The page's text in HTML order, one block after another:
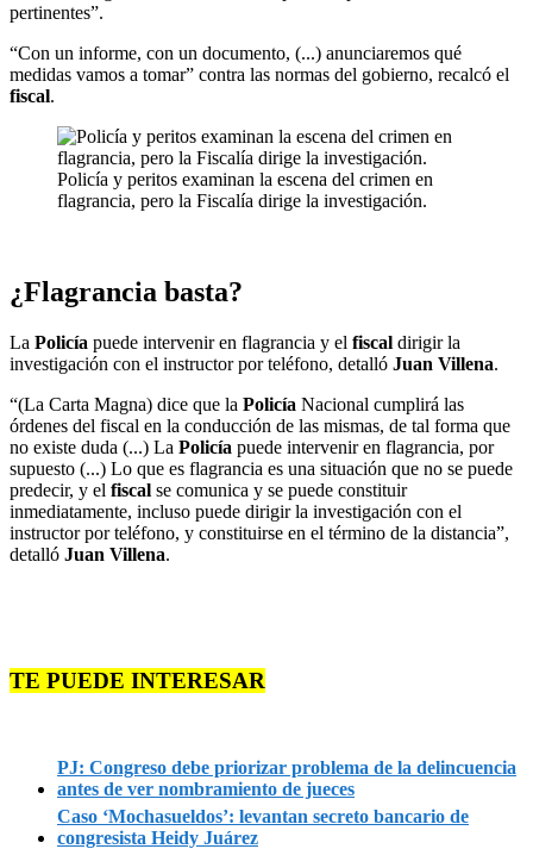
pertinentes”.
“Con un informe, con un documento, (...) anunciaremos qué
medidas vamos a tomar” contra las normas del gobierno, recalcó el
fiscal.
Policía y peritos examinan la escena del crimen en
flagrancia, pero la Fiscalía dirige la investigación.
¿Flagrancia basta?
La Policía puede intervenir en flagrancia y el fiscal dirigir la
investigación con el instructor por teléfono, detalló Juan Villena.
“(La Carta Magna) dice que la Policía Nacional cumplirá las
órdenes del fiscal en la conducción de las mismas, de tal forma que
no existe duda (...) La Policía puede intervenir en flagrancia, por
supuesto (...) Lo que es flagrancia es una situación que no se puede
predecir, y el fiscal se comunica y se puede constituir
inmediatamente, incluso puede dirigir la investigación con el
instructor por teléfono, y constituirse en el término de la distancia”,
detalló Juan Villena.
TE PUEDE INTERESAR
PJ: Congreso debe priorizar problema de la delincuencia
antes de ver nombramiento de jueces
Caso ‘Mochasueldos’: levantan secreto bancario de
congresista Heidy Juárez